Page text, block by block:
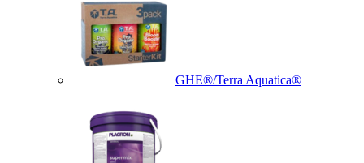
GHE®/Terra Aquatica®